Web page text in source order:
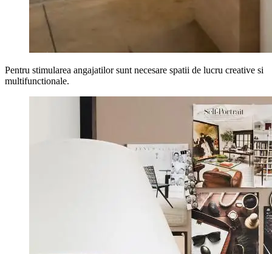
Pentru stimularea angajatilor sunt necesare spatii de lucru creative si
multifunctionale.